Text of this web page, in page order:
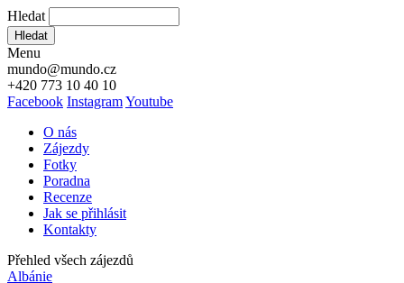
Hledat
Hledat
Menu
mundo@mundo.cz
+420 773 10 40 10
Facebook InstagramYoutube
O nás
Zájezdy
Fotky
Poradna
Recenze
Jak se přihlásit
Kontakty
Přehled všech zájezdů
Albánie